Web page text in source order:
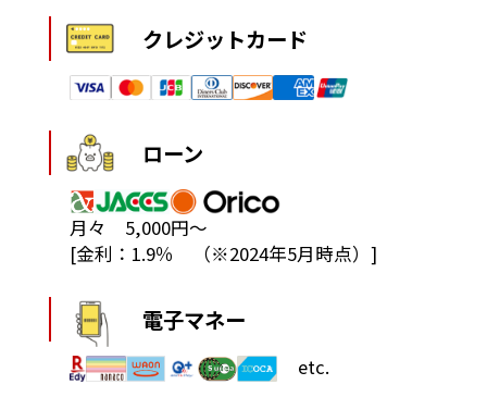
クレジットカード
ローン
月々 5,000円～
[金利：1.9％ （※2024年5月時点）]
電子マネー
etc.